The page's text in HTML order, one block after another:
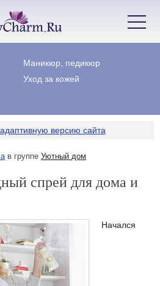
Маникюр, педикюр
Уход за кожей
версию сайта
в группе Уютный дом
спрей для дома и
Начался